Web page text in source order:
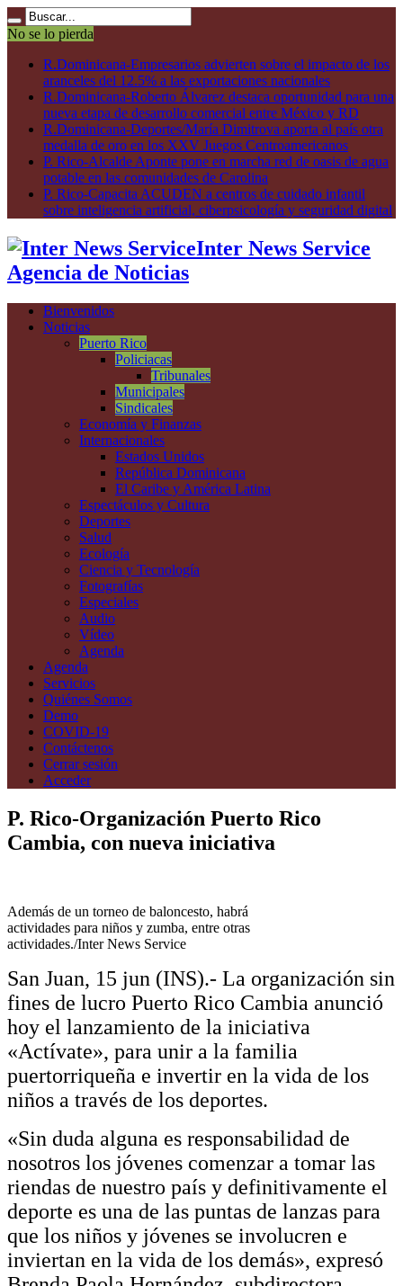
No se lo pierda
R.Dominicana-Empresarios advierten sobre el impacto de los
aranceles del 12.5% a las exportaciones nacionales
R.Dominicana-Roberto Álvarez destaca oportunidad para una
nueva etapa de desarrollo comercial entre México y RD
R.Dominicana-Deportes/María Dimitrova aporta al país otra
medalla de oro en los XXV Juegos Centroamericanos
P. Rico-Alcalde Aponte pone en marcha red de oasis de agua
potable en las comunidades de Carolina
P. Rico-Capacita ACUDEN a centros de cuidado infantil
sobre inteligencia artificial, ciberpsicología y seguridad digital
Inter News Service
Agencia de Noticias
Bienvenidos
Noticias
Puerto Rico
Policiacas
Tribunales
Municipales
Sindicales
Economía y Finanzas
Internacionales
Estados Unidos
República Dominicana
El Caribe y América Latina
Espectáculos y Cultura
Deportes
Salud
Ecología
Ciencia y Tecnología
Fotografías
Especiales
Audio
Vídeo
Agenda
Agenda
Servicios
Quiénes Somos
Demo
COVID-19
Contáctenos
Cerrar sesión
Acceder
P. Rico-Organización Puerto Rico
Cambia, con nueva iniciativa
Además de un torneo de baloncesto, habrá
actividades para niños y zumba, entre otras
actividades./Inter News Service
San Juan, 15 jun (INS).- La organización sin
fines de lucro Puerto Rico Cambia anunció
hoy el lanzamiento de la iniciativa
«Actívate», para unir a la familia
puertorriqueña e invertir en la vida de los
niños a través de los deportes.
«Sin duda alguna es responsabilidad de
nosotros los jóvenes comenzar a tomar las
riendas de nuestro país y definitivamente el
deporte es una de las puntas de lanzas para
que los niños y jóvenes se involucren e
inviertan en la vida de los demás», expresó